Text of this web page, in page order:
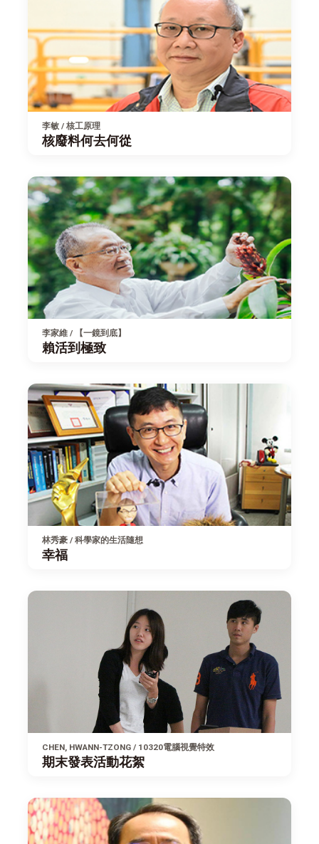
李敏 / 核工原理
核廢料何去何從
李家維 / 【一鏡到底】
賴活到極致
林秀豪 / 科學家的生活隨想
幸福
CHEN, HWANN-TZONG / 10320電腦視覺特效
期末發表活動花絮